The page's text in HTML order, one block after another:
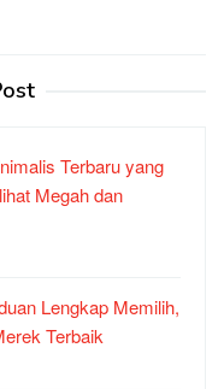
Terbaru yang
Megah dan
Lengkap Memilih,
Terbaik